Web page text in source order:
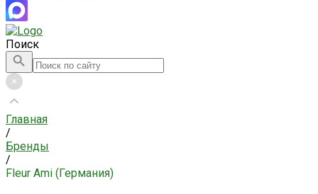
Поиск
Главная
/
Бренды
/
Fleur Ami (Германия)